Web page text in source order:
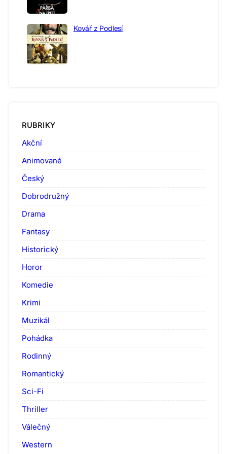
Kovář z Podlesí
RUBRIKY
Akční
Animované
Český
Dobrodružný
Drama
Fantasy
Historický
Horor
Komedie
Krimi
Muzikál
Pohádka
Rodinný
Romantický
Sci-Fi
Thriller
Válečný
Western